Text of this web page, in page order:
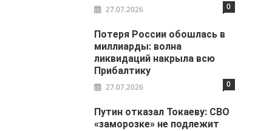
27.07.2026 0
Потеря России обошлась в
миллиарды: волна
ликвидаций накрыла всю
Прибалтику
27.07.2026 0
Путин отказал Токаеву: СВО
«заморозке» не подлежит